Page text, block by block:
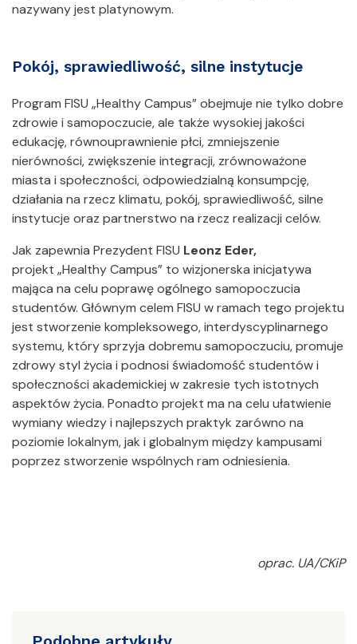
nazywany jest platynowym.
Pokój, sprawiedliwość, silne instytucje
Program FISU „Healthy Campus” obejmuje nie tylko dobre
zdrowie i samopoczucie, ale także wysokiej jakości
edukację, równouprawnienie płci, zmniejszenie
nierówności, zwiększenie integracji, zrównoważone
miasta i społeczności, odpowiedzialną konsumpcję,
działania na rzecz klimatu, pokój, sprawiedliwość, silne
instytucje oraz partnerstwo na rzecz realizacji celów.
Jak zapewnia Prezydent FISU Leonz Eder,
projekt „Healthy Campus” to wizjonerska inicjatywa
mająca na celu poprawę ogólnego samopoczucia
studentów. Głównym celem FISU w ramach tego projektu
jest stworzenie kompleksowego, interdyscyplinarnego
systemu, który sprzyja dobremu samopoczuciu, promuje
zdrowy styl życia i podnosi świadomość studentów i
społeczności akademickiej w zakresie tych istotnych
aspektów życia. Ponadto projekt ma na celu ułatwienie
wymiany wiedzy i najlepszych praktyk zarówno na
poziomie lokalnym, jak i globalnym między kampusami
poprzez stworzenie wspólnych ram odniesienia.
oprac. UA/CKiP